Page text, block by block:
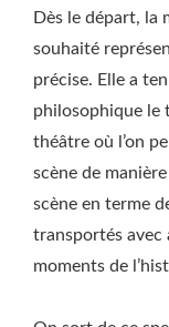
Dès le départ, la
souhaité
précise. Elle a
philosophique le
théâtre où l’on
scène de
scène en terme
transportés avec
moments de